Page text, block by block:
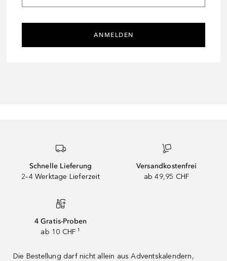
ANMELDEN
Schnelle Lieferung
2–4 Werktage Lieferzeit
Versandkostenfrei
ab 49,95 CHF
4 Gratis-Proben
ab 10 CHF ¹
Die Bestellung darf nicht allein aus Adventskalendern,